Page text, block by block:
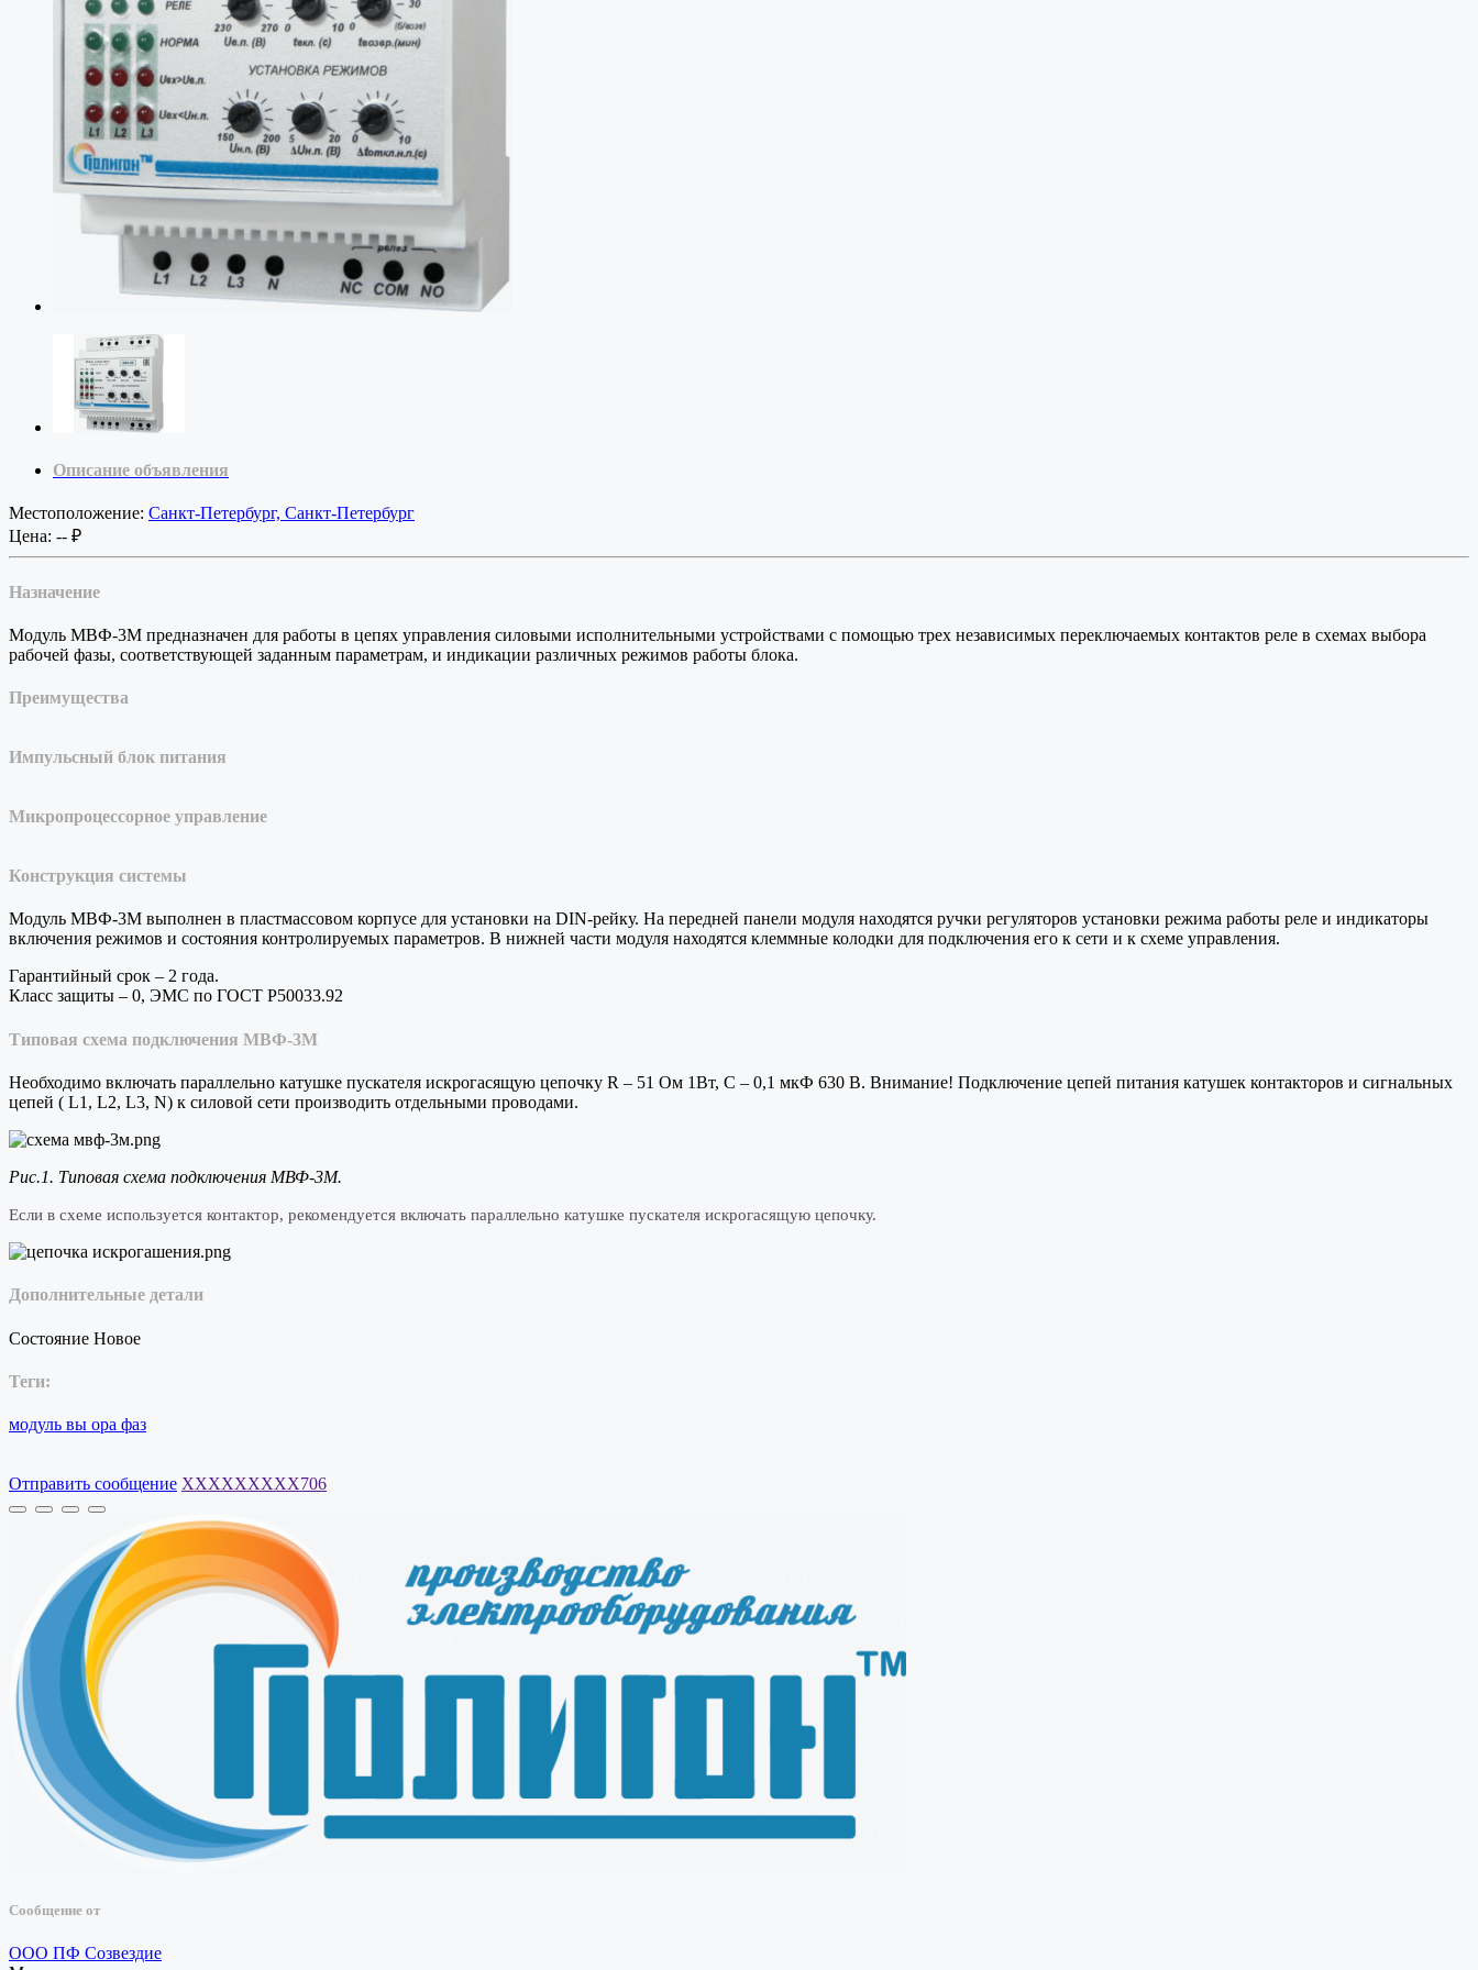
Описание объявления
Местоположение: Санкт-Петербург, Санкт-Петербург
Цена: -- ₽
Назначение
Модуль МВФ-3М предназначен для работы в цепях управления силовыми исполнительными устройствами с помощью трех независимых переключаемых контактов реле в схемах выбора
рабочей фазы, соответствующей заданным параметрам, и индикации различных режимов работы блока.
Преимущества
Импульсный блок питания
Микропроцессорное управление
Конструкция системы
Модуль МВФ-3М выполнен в пластмассовом корпусе для установки на DIN-рейку. На передней панели модуля находятся ручки регуляторов установки режима работы реле и индикаторы
включения режимов и состояния контролируемых параметров. В нижней части модуля находятся клеммные колодки для подключения его к сети и к схеме управления.
Гарантийный срок – 2 года.
Класс защиты – 0, ЭМС по ГОСТ Р50033.92
Типовая схема подключения МВФ-3М
Необходимо включать параллельно катушке пускателя искрогасящую цепочку R – 51 Ом 1Вт, С – 0,1 мкФ 630 В. Внимание! Подключение цепей питания катушек контакторов и сигнальных
цепей ( L1, L2, L3, N) к силовой сети производить отдельными проводами.
Рис.1. Типовая схема подключения МВФ-3М.
Если в схеме используется контактор, рекомендуется включать параллельно катушке пускателя искрогасящую цепочку.
Дополнительные детали
Состояние Новое
Теги:
модуль вы ора фаз
Отправить сообщение XXXXXXXXX706
Сообщение от
ООО ПФ Созвездие